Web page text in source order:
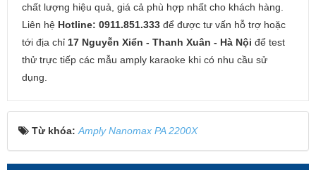
chất lượng hiệu quả, giá cả phù hợp nhất cho khách hàng.
Liên hệ Hotline: 0911.851.333 để được tư vấn hỗ trợ hoặc
tới địa chỉ 17 Nguyễn Xiển - Thanh Xuân - Hà Nội để test
thử trực tiếp các mẫu amply karaoke khi có nhu cầu sử
dụng.
Từ khóa: Amply Nanomax PA 2200X